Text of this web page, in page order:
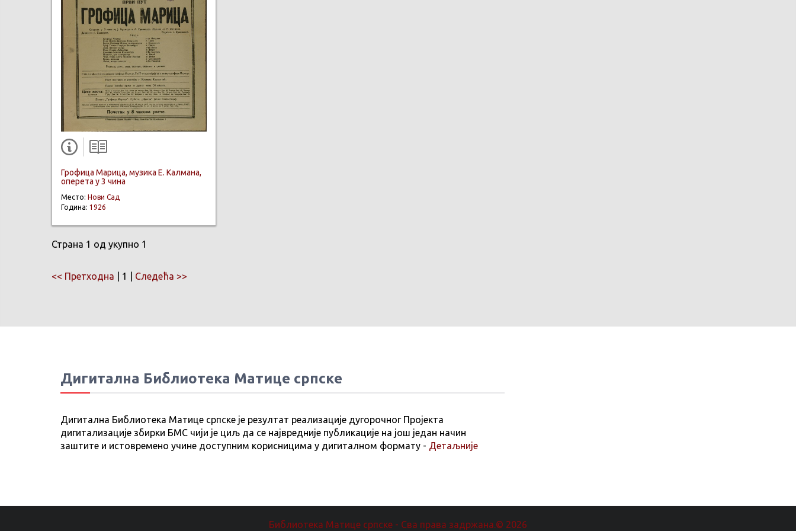
Грофица Марица, музика Е. Калмана,
оперета у 3 чина
Место: Нови Сад
Година: 1926
Страна 1 од укупно 1
<< Претходна | 1 | Следећа >>
Дигитална Библиотека Матице српске
Дигитална Библиотека Матице српске је резултат реализације дугорочног Пројекта
дигитализације збирки БМС чији је циљ да се највредније публикације на још један начин
заштите и истовремено учине доступним корисницима у дигиталном формату - Детаљније
Библиотека Матице српске - Сва права задржана.© 2026